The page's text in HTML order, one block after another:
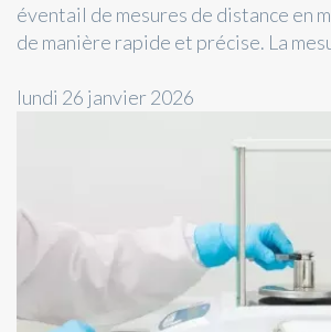
éventail de mesures de distance en
de manière rapide et précise. La
lundi 26 janvier 2026